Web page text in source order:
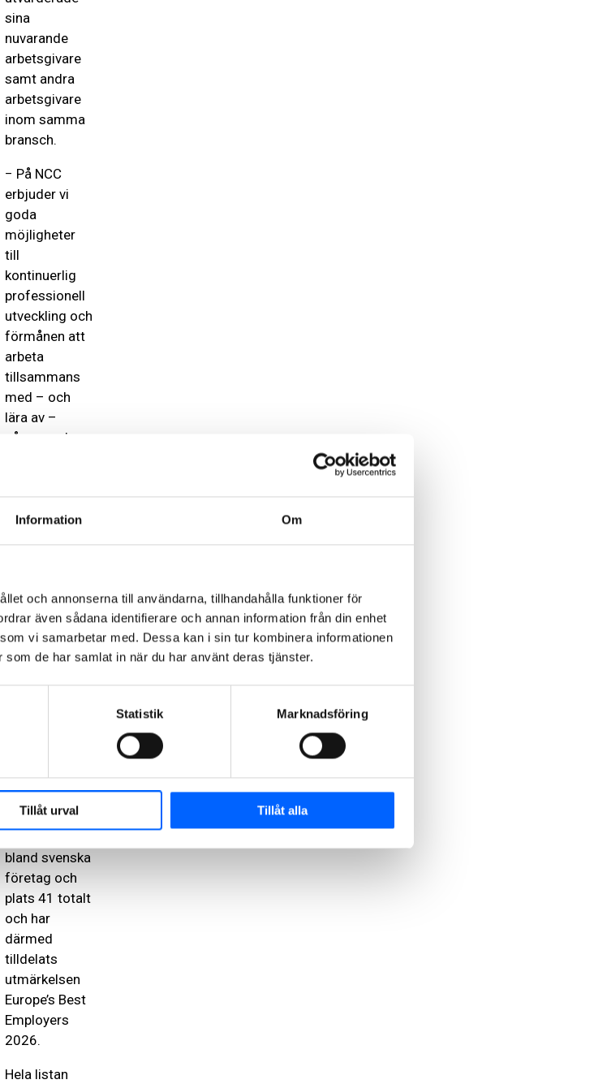
Information Om
och annonserna till användarna, tillhandahålla funktioner för
även sådana identifierare och annan information från din enhet
vi samarbetar med. Dessa kan i sin tur kombinera informationen
de har samlat in när du har använt deras tjänster.
Statistik Marknadsföring
Tillåt urval Tillåt alla
sina
nuvarande
arbetsgivare
samt andra
arbetsgivare
inom samma
bransch.
− På NCC
erbjuder vi
goda
möjligheter
till
kontinuerlig
professionell
utveckling och
förmånen att
arbeta
tillsammans
med – och
lära av –
några av de
kollegorna i
vår bransch.
gemensam
utveckling och
kunskapsdelning
är en av NCC:s
största
NCC placerar
sig på en
bland svenska
företag och
plats 41 totalt
och har
därmed
tilldelats
utmärkelsen
Europe’s Best
Employers
2026.
Hela listan